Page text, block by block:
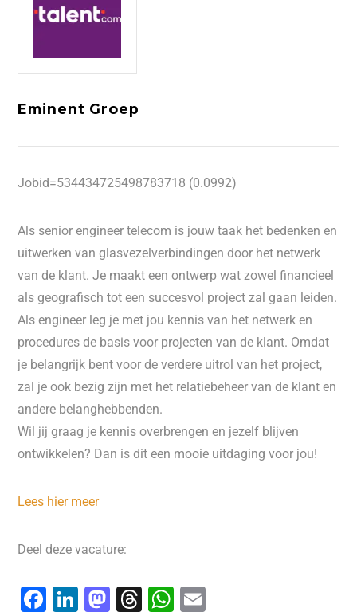
Eminent Groep
Jobid=534434725498783718 (0.0992)
Als senior engineer telecom is jouw taak het bedenken en
uitwerken van glasvezelverbindingen door het netwerk
van de klant. Je maakt een ontwerp wat zowel financieel
als geografisch tot een succesvol project zal gaan leiden.
Als engineer leg je met jou kennis van het netwerk en
procedures de basis voor projecten van de klant. Omdat
je belangrijk bent voor de verdere uitrol van het project,
zal je ook bezig zijn met het relatiebeheer van de klant en
andere belanghebbenden.
Wil jij graag je kennis overbrengen en jezelf blijven
ontwikkelen? Dan is dit een mooie uitdaging voor jou!
Lees hier meer
Deel deze vacature:
F
Li M T
W